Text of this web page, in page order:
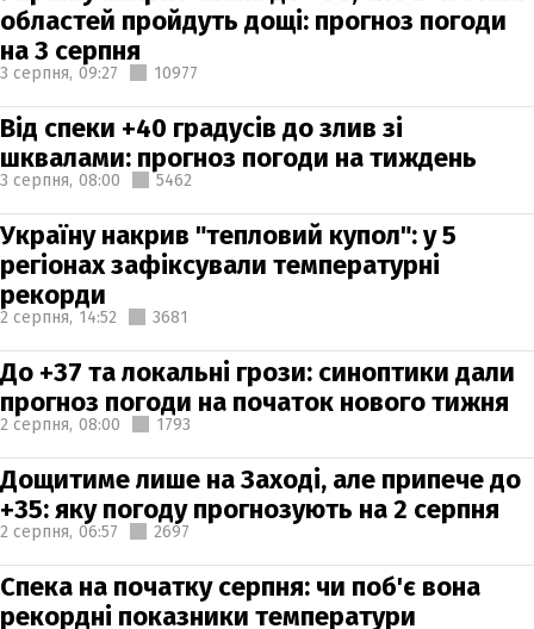
областей пройдуть дощі: прогноз погоди
на 3 серпня
3 серпня, 09:27 10977
Від спеки +40 градусів до злив зі
шквалами: прогноз погоди на тиждень
3 серпня, 08:00 5462
Україну накрив "тепловий купол": у 5
регіонах зафіксували температурні
рекорди
2 серпня, 14:52 3681
До +37 та локальні грози: синоптики дали
прогноз погоди на початок нового тижня
2 серпня, 08:00 1793
Дощитиме лише на Заході, але припече до
+35: яку погоду прогнозують на 2 серпня
2 серпня, 06:57 2697
Спека на початку серпня: чи поб'є вона
рекордні показники температури